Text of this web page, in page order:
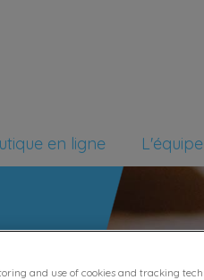
en ligne L'équipe
and use of cookies and tracking